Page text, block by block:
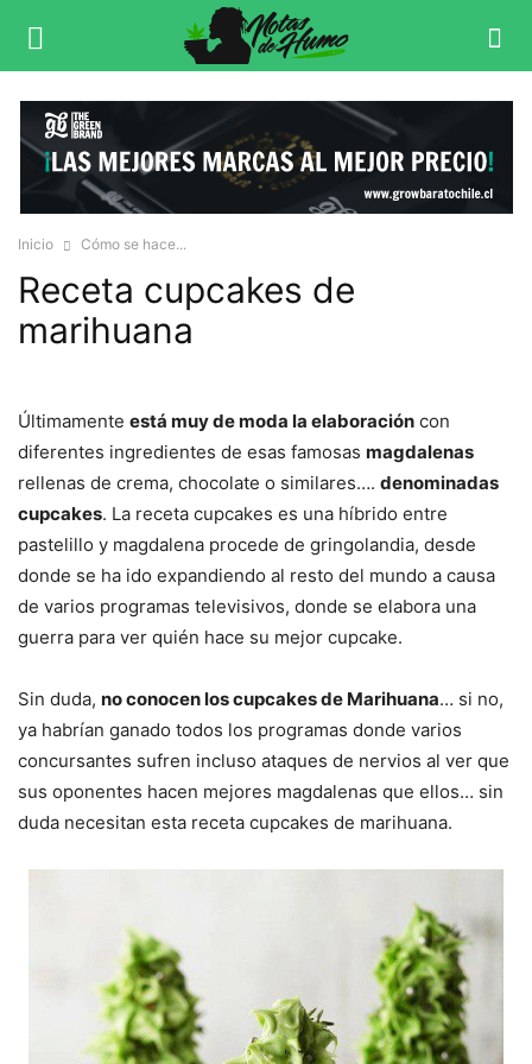
Inicio Cómo se hace...
Receta cupcakes de
marihuana
Últimamente está muy de moda la elaboración con
diferentes ingredientes de esas famosas magdalenas
rellenas de crema, chocolate o similares…. denominadas
cupcakes. La receta cupcakes es una híbrido entre
pastelillo y magdalena procede de gringolandia, desde
donde se ha ido expandiendo al resto del mundo a causa
de varios programas televisivos, donde se elabora una
guerra para ver quién hace su mejor cupcake.
Sin duda, no conocen los cupcakes de Marihuana… si no,
ya habrían ganado todos los programas donde varios
concursantes sufren incluso ataques de nervios al ver que
sus oponentes hacen mejores magdalenas que ellos… sin
duda necesitan esta receta cupcakes de marihuana.